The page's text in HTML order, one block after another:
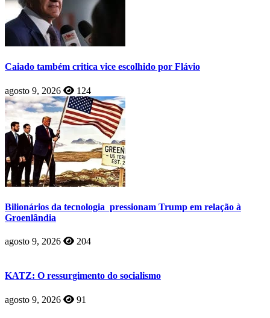
Caiado também critica vice escolhido por Flávio
agosto 9, 2026 124
Bilionários da tecnologia pressionam Trump em relação à
Groenlândia
agosto 9, 2026 204
KATZ: O ressurgimento do socialismo
agosto 9, 2026 91